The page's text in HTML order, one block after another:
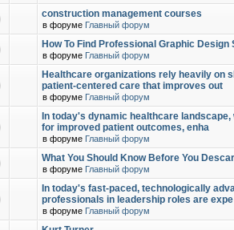
construction management courses
в форуме Главный форум
How To Find Professional Graphic
в форуме Главный форум
Healthcare organizations rely heavily on
patient-centered care that improves out
в форуме Главный форум
In today's dynamic healthcare
for improved patient outcomes, enha
в форуме Главный форум
What You Should Know Before You
в форуме Главный форум
In today's fast-paced, technologically
professionals in leadership roles are expe
в форуме Главный форум